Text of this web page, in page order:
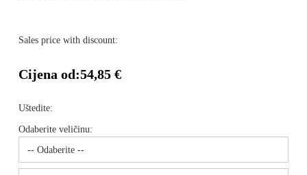
Sales price with discount:
Cijena od:54,85 €
Uštedite:
Odaberite veličinu: